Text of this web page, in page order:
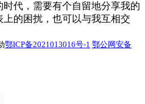
代，需要有个自留地分享我的
的困扰，也可以与我互相交
鄂ICP备2021013016号-1 鄂公网安备